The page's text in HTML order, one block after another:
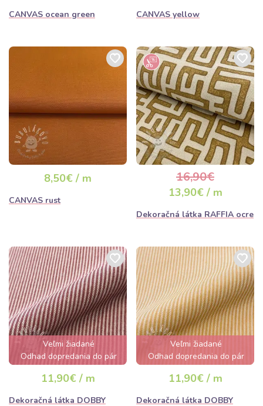
CANVAS ocean green CANVAS yellow
8,50€ / m
CANVAS rust
16,90€
13,90€ / m
Dekoračná látka RAFFIA ocre
Veľmi žiadané
Odhad dopredania do pár
hodín
11,90€ / m
Dekoračná látka DOBBY
Veľmi žiadané
Odhad dopredania do pár
hodín
11,90€ / m
Dekoračná látka DOBBY